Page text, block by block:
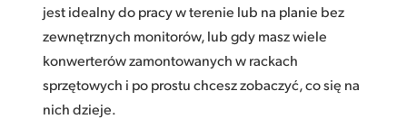
jest idealny do pracy w terenie lub na planie bez
zewnętrznych monitorów, lub gdy masz wiele
konwerterów zamontowanych w rackach
sprzętowych i po prostu chcesz zobaczyć, co się na
nich dzieje.